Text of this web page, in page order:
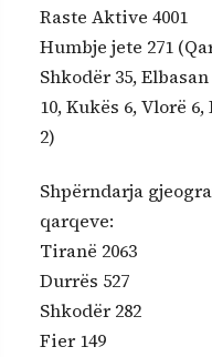
Raste Aktive 4001
Humbje jete 271
Shkodër 35,
10, Kukës 6, Vlorë
2)
Shpërndarja
qarqeve:
Tiranë 2063
Durrës 527
Shkodër 282
Fier 149